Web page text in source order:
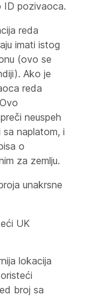
ID pozivaoca.
reda
imati istog
(ovo se
Ako je
reda
neuspeh
naplatom, i
o
za zemlju.
unakrsne
UK
lokacija
broj sa